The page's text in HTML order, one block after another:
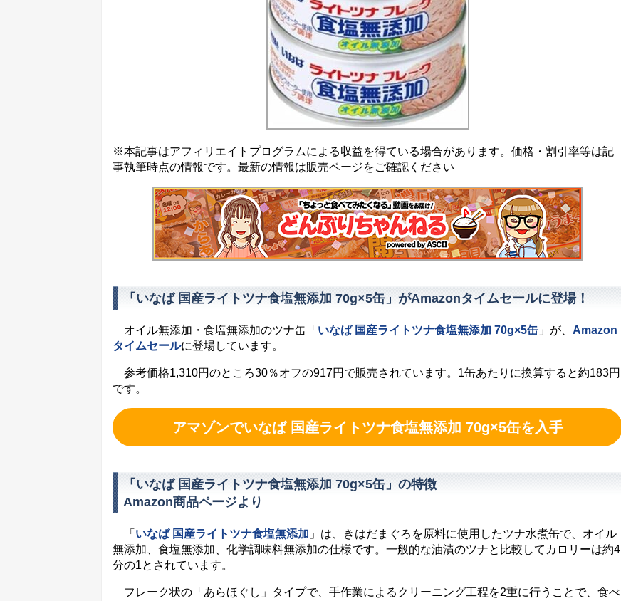
※本記事はアフィリエイトプログラムによる収益を得ている場合があります。価格・割引率等は記
事執筆時点の情報です。最新の情報は販売ページをご確認ください
「いなば 国産ライトツナ食塩無添加 70g×5缶」がAmazonタイムセールに登場！
オイル無添加・食塩無添加のツナ缶「 いなば 国産ライトツナ食塩無添加 70g×5缶 」が、 Amazon
タイムセールに登場しています。
参考価格1,310円のところ30％オフの917円で販売されています。1缶あたりに換算すると約183円
です。
アマゾンでいなば 国産ライトツナ食塩無添加 70g×5缶を入手
「いなば 国産ライトツナ食塩無添加 70g×5缶」の特徴
Amazon商品ページより
「 いなば 国産ライトツナ食塩無添加 」は、きはだまぐろを原料に使用したツナ水煮缶で、オイル
無添加、食塩無添加、化学調味料無添加の仕様です。一般的な油漬のツナと比較してカロリーは約4
分の1とされています。
フレーク状の「あらほぐし」タイプで、手作業によるクリーニング工程を2重に行うことで、食べ